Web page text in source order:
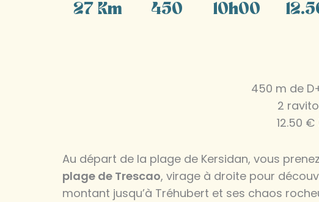
27 Km 450 10h00
450 m de
2
12.50 €
Au départ de la plage de Kersidan, vous
plage de Trescao, virage à droite pour
montant jusqu’à Tréhubert et ses chaos